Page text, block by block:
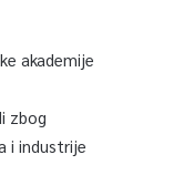
akademije
zbog
i industrije